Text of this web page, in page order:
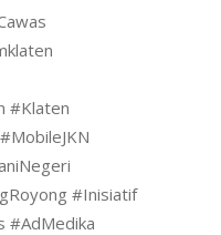
#Klaten
#Inisiatif
#AdMedika